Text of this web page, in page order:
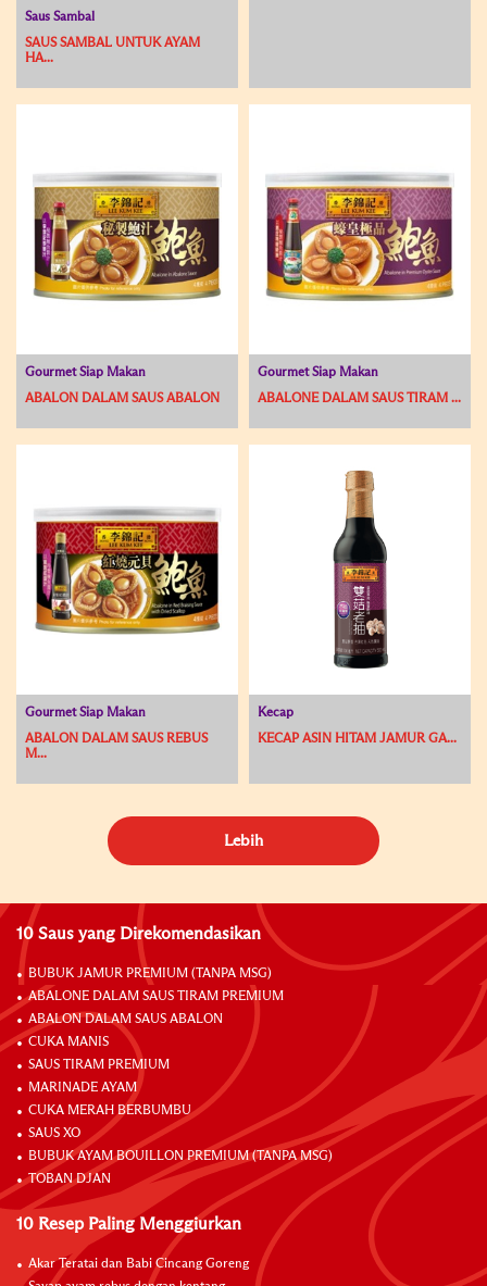
Saus Sambal
SAUS SAMBAL UNTUK AYAM
HA...
Gourmet Siap Makan
ABALON DALAM SAUS ABALON
Gourmet Siap Makan
ABALONE DALAM SAUS TIRAM ...
Gourmet Siap Makan
ABALON DALAM SAUS REBUS
M...
Kecap
KECAP ASIN HITAM JAMUR GA...
Lebih
10 Saus yang Direkomendasikan
BUBUK JAMUR PREMIUM (TANPA MSG)
ABALONE DALAM SAUS TIRAM PREMIUM
ABALON DALAM SAUS ABALON
CUKA MANIS
SAUS TIRAM PREMIUM
MARINADE AYAM
CUKA MERAH BERBUMBU
SAUS XO
BUBUK AYAM BOUILLON PREMIUM (TANPA MSG)
TOBAN DJAN
10 Resep Paling Menggiurkan
Akar Teratai dan Babi Cincang Goreng